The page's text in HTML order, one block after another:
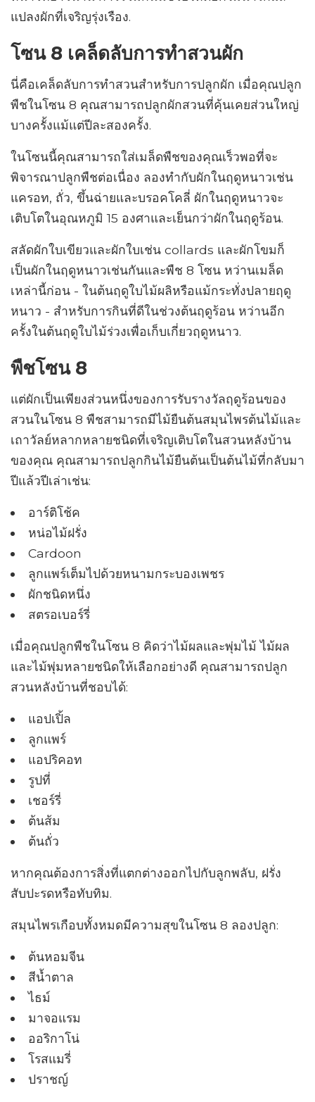
แปลงผักที่เจริญรุ่งเรือง.
โซน 8 เคล็ดลับการทำสวนผัก
นี่คือเคล็ดลับการทำสวนสำหรับการปลูกผัก เมื่อคุณปลูก
พืชในโซน 8 คุณสามารถปลูกผักสวนที่คุ้นเคยส่วนใหญ่
บางครั้งแม้แต่ปีละสองครั้ง.
ในโซนนี้คุณสามารถใส่เมล็ดพืชของคุณเร็วพอที่จะ
พิจารณาปลูกพืชต่อเนื่อง ลองทำกับผักในฤดูหนาวเช่น
แครอท, ถั่ว, ขึ้นฉ่ายและบรอคโคลี่ ผักในฤดูหนาวจะ
เติบโตในอุณหภูมิ 15 องศาและเย็นกว่าผักในฤดูร้อน.
สลัดผักใบเขียวและผักใบเช่น collards และผักโขมก็
เป็นผักในฤดูหนาวเช่นกันและพืช 8 โซน หว่านเมล็ด
เหล่านี้ก่อน - ในต้นฤดูใบไม้ผลิหรือแม้กระทั่งปลายฤดู
หนาว - สำหรับการกินที่ดีในช่วงต้นฤดูร้อน หว่านอีก
ครั้งในต้นฤดูใบไม้ร่วงเพื่อเก็บเกี่ยวฤดูหนาว.
พืชโซน 8
แต่ผักเป็นเพียงส่วนหนึ่งของการรับรางวัลฤดูร้อนของ
สวนในโซน 8 พืชสามารถมีไม้ยืนต้นสมุนไพรต้นไม้และ
เถาวัลย์หลากหลายชนิดที่เจริญเติบโตในสวนหลังบ้าน
ของคุณ คุณสามารถปลูกกินไม้ยืนต้นเป็นต้นไม้ที่กลับมา
ปีแล้วปีเล่าเช่น:
อาร์ติโช้ค
หน่อไม้ฝรั่ง
Cardoon
ลูกแพร์เต็มไปด้วยหนามกระบองเพชร
ผักชนิดหนึ่ง
สตรอเบอร์รี่
เมื่อคุณปลูกพืชในโซน 8 คิดว่าไม้ผลและพุ่มไม้ ไม้ผล
และไม้พุ่มหลายชนิดให้เลือกอย่างดี คุณสามารถปลูก
สวนหลังบ้านที่ชอบได้:
แอปเปิ้ล
ลูกแพร์
แอปริคอท
รูปที่
เชอร์รี่
ต้นส้ม
ต้นถั่ว
หากคุณต้องการสิ่งที่แตกต่างออกไปกับลูกพลับ, ฝรั่ง
สับปะรดหรือทับทิม.
สมุนไพรเกือบทั้งหมดมีความสุขในโซน 8 ลองปลูก:
ต้นหอมจีน
สีน้ำตาล
ไธม์
มาจอแรม
ออริกาโน่
โรสแมรี่
ปราชญ์